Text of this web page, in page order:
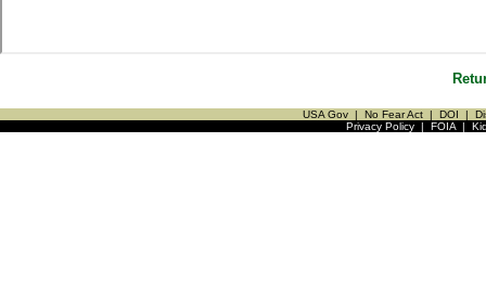
USA Gov | No Fear Act | DOI |
Privacy Policy| FOIA|